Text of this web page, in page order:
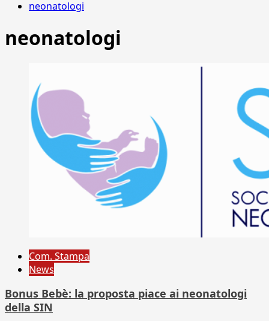
neonatologi
neonatologi
Com. Stampa
News
Bonus Bebè: la proposta piace ai neonatologi
della SIN